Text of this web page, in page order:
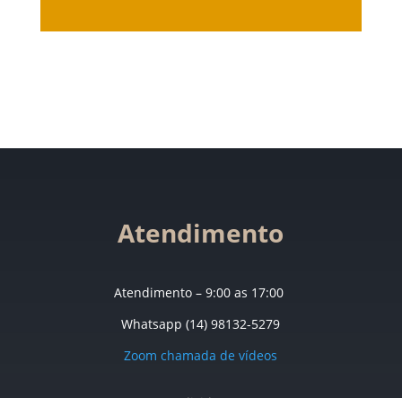
Atendimento
Atendimento – 9:00 as 17:00
Whatsapp (14) 98132-5279
Zoom chamada de vídeos